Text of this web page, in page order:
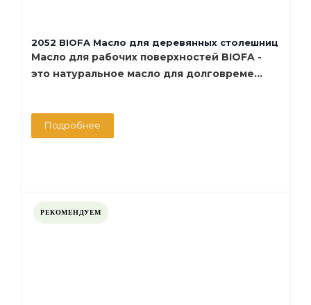
2052 BIOFA Масло для деревянных столешниц
Масло для рабочих поверхностей BIOFA -
это натуральное масло для долговреме...
Подробнее
РЕКОМЕНДУЕМ